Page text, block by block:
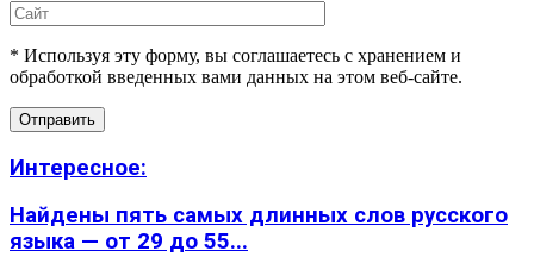
* Используя эту форму, вы соглашаетесь с хранением и
обработкой введенных вами данных на этом веб-сайте.
Интересное:
Найдены пять самых длинных слов русского
языка — от 29 до 55...